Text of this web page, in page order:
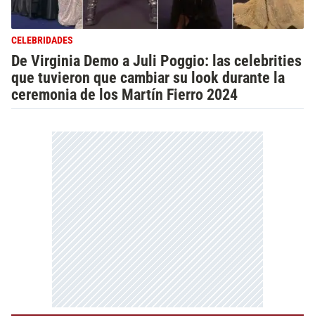
CELEBRIDADES
De Virginia Demo a Juli Poggio: las celebrities
que tuvieron que cambiar su look durante la
ceremonia de los Martín Fierro 2024